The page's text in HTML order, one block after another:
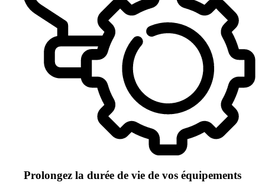
Prolongez la durée de vie de vos équipements